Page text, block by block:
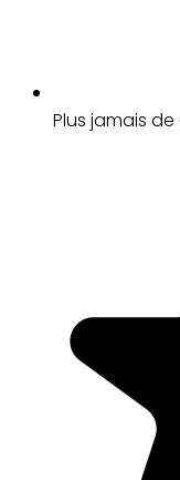
Plus jamais